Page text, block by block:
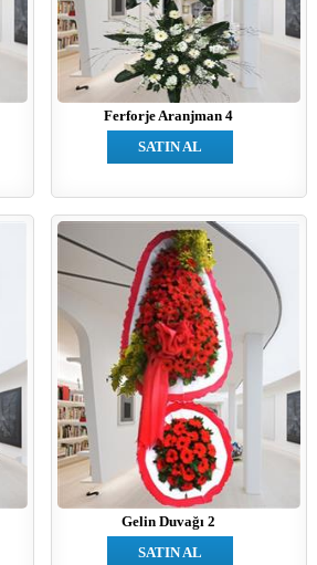
Ferforje Aranjman 4
SATIN AL
Gelin Duvağı 2
SATIN AL